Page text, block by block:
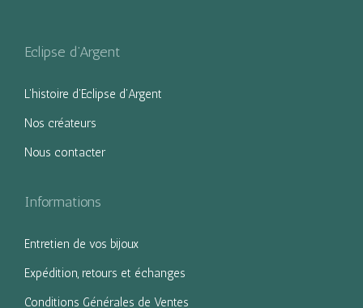
Eclipse d’Argent
L’histoire d’Eclipse d’Argent
Nos créateurs
Nous contacter
Informations
Entretien de vos bijoux
Expédition, retours et échanges
Conditions Générales de Ventes